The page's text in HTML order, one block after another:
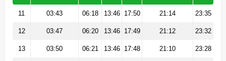
11 03:43 06:18 13:46 17:50 21:14 23:35
12 03:47 06:20 13:46 17:49 21:12 23:32
13 03:50 06:21 13:46 17:48 21:10 23:28